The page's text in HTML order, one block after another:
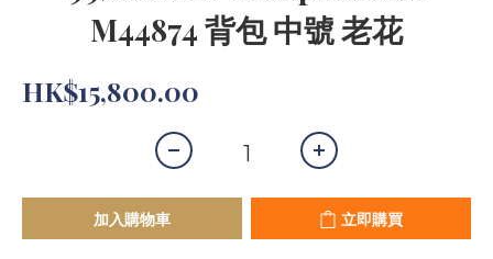
M44874 背包 中號 老花
HK$15,800.00
加入購物車 立即購買